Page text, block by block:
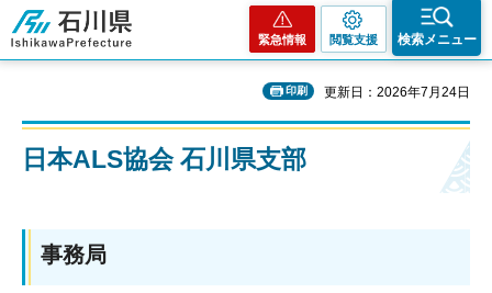
石川県
緊急情報 閲覧支援 検索メニュー
印刷 更新日：2026年7月24日
日本ALS協会 石川県支部
事務局